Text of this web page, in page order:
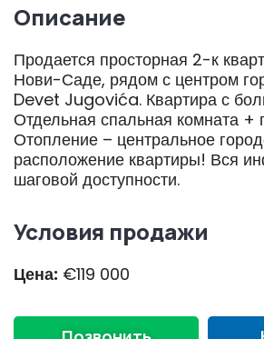
Описание
Продается просторная 2-к
Нови-Саде, рядом с центром
Devet Jugovića. Квартира с
Отдельная спальная комната +
Отопление – центральное
расположение квартиры! Вся
шаговой доступности.
Условия продажи
Цена: €119 000